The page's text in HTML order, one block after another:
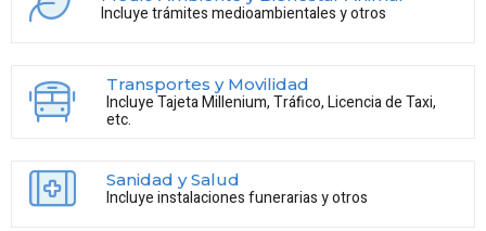
Incluye trámites medioambientales y otros
Transportes y Movilidad
Incluye Tajeta Millenium, Tráfico, Licencia de Taxi,
etc.
Sanidad y Salud
Incluye instalaciones funerarias y otros